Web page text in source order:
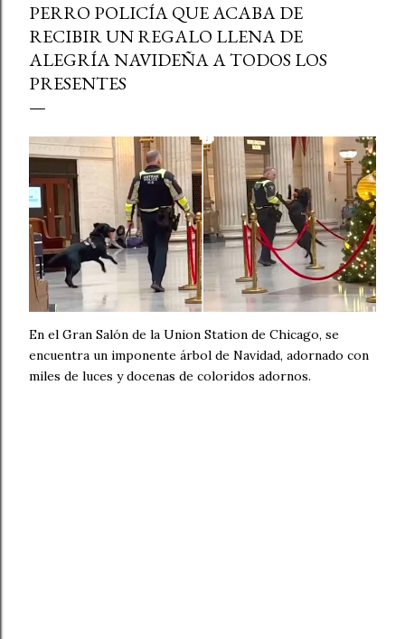
PERRO POLICÍA QUE ACABA DE
RECIBIR UN REGALO LLENA DE
ALEGRÍA NAVIDEÑA A TODOS LOS
PRESENTES
En el Gran Salón de la Union Station de Chicago, se
encuentra un imponente árbol de Navidad, adornado con
miles de luces y docenas de coloridos adornos.